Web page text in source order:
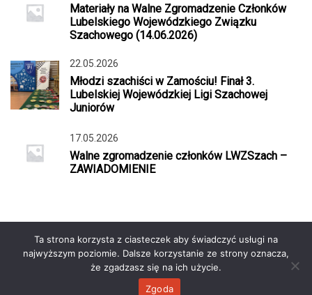
Materiały na Walne Zgromadzenie Członków
Lubelskiego Wojewódzkiego Związku
Szachowego (14.06.2026)
22.05.2026
Młodzi szachiści w Zamościu! Finał 3.
Lubelskiej Wojewódzkiej Ligi Szachowej
Juniorów
17.05.2026
Walne zgromadzenie członków LWZSzach –
ZAWIADOMIENIE
Wykonanie:Dotspice.com Sp. z o.o.
© 2026 szachylubelskie.pl
Ta strona korzysta z ciasteczek aby świadczyć usługi na
najwyższym poziomie. Dalsze korzystanie ze strony oznacza,
że zgadzasz się na ich użycie.
Zgoda